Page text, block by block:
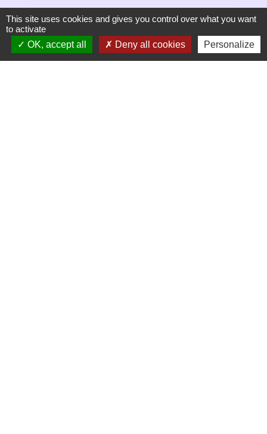
This site uses cookies and gives you control over what you want
to activate
OK, accept all
Deny all cookies Personalize